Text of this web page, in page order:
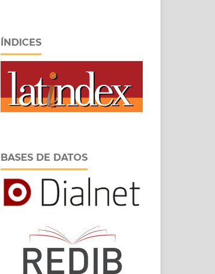
ÍNDICES
BASES DE DATOS